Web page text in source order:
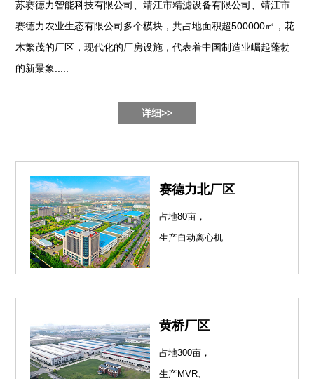
苏赛德力智能科技有限公司、靖江市精滤设备有限公司、靖江市
赛德力农业生态有限公司多个模块，共占地面积超500000㎡，花
木繁茂的厂区，现代化的厂房设施，代表着中国制造业崛起蓬勃
的新景象.....
详细>>
赛德力北厂区
占地80亩，
生产自动离心机
黄桥厂区
占地300亩，
生产MVR、